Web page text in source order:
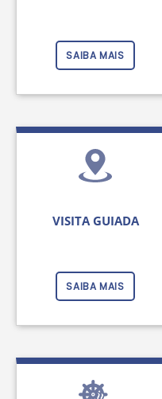
SAIBA MAIS
VISITA GUIADA
SAIBA MAIS